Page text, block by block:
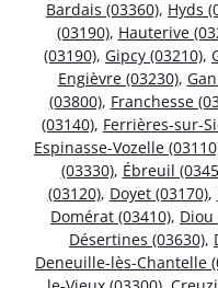
Bardais (03360), Hyds
(03190), Hauterive
(03190), Gipcy (03210),
Engièvre (03230),
(03800), Franchesse
(03140), Ferrières-sur-
Espinasse-Vozelle
(03330), Ébreuil
(03120), Doyet (03170),
Domérat (03410), Diou
Désertines (03630),
Deneuille-lès-Chantelle